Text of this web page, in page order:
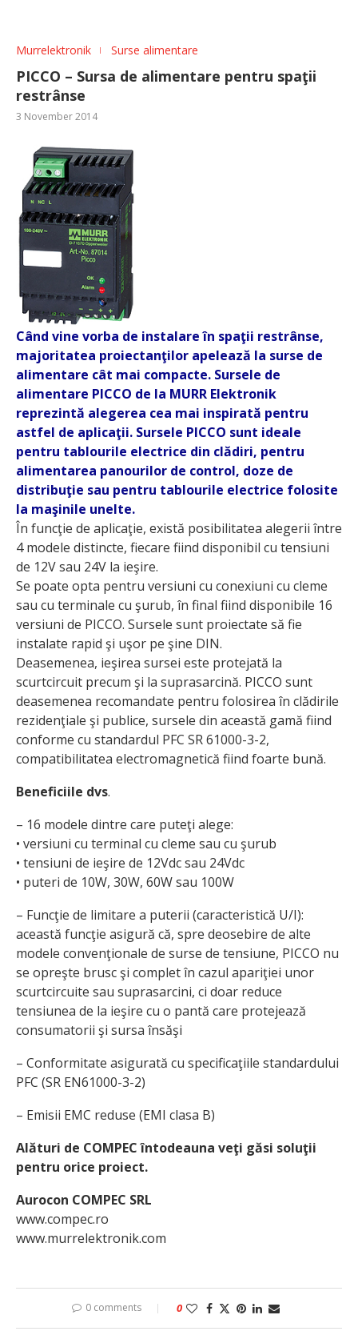
Murrelektronik Surse alimentare
PICCO – Sursa de alimentare pentru spaţii
restrânse
3 November 2014
Când vine vorba de instalare în spaţii restrânse,
majoritatea proiectanţilor apelează la surse de
alimentare cât mai compacte. Sursele de
alimentare PICCO de la MURR Elektronik
reprezintă alegerea cea mai inspirată pentru
astfel de aplicaţii. Sursele PICCO sunt ideale
pentru tablourile electrice din clădiri, pentru
alimentarea panourilor de control, doze de
distribuţie sau pentru tablourile electrice folosite
la maşinile unelte.
În funcţie de aplicaţie, există posibilitatea alegerii între
4 modele distincte, fiecare fiind disponibil cu tensiuni
de 12V sau 24V la ieşire.
Se poate opta pentru versiuni cu conexiuni cu cleme
sau cu terminale cu şurub, în final fiind disponibile 16
versiuni de PICCO. Sursele sunt proiectate să fie
instalate rapid şi uşor pe şine DIN.
Deasemenea, ieşirea sursei este protejată la
scurtcircuit precum şi la suprasarcină. PICCO sunt
deasemenea recomandate pentru folosirea în clădirile
rezidenţiale şi publice, sursele din această gamă fiind
conforme cu standardul PFC SR 61000-3-2,
compatibilitatea electromagnetică fiind foarte bună.
Beneficiile dvs.
– 16 modele dintre care puteţi alege:
• versiuni cu terminal cu cleme sau cu şurub
• tensiuni de ieşire de 12Vdc sau 24Vdc
• puteri de 10W, 30W, 60W sau 100W
– Funcţie de limitare a puterii (caracteristică U/I):
această funcţie asigură că, spre deosebire de alte
modele convenţionale de surse de tensiune, PICCO nu
se opreşte brusc şi complet în cazul apariţiei unor
scurtcircuite sau suprasarcini, ci doar reduce
tensiunea de la ieşire cu o pantă care protejează
consumatorii şi sursa însăşi
– Conformitate asigurată cu specificaţiile standardului
PFC (SR EN61000-3-2)
– Emisii EMC reduse (EMI clasa B)
Alături de COMPEC întodeauna veţi găsi soluţii
pentru orice proiect.
Aurocon COMPEC SRL
www.compec.ro
www.murrelektronik.com
0 comments 0